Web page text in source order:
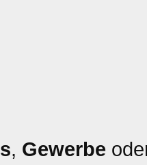
, Gewerbe